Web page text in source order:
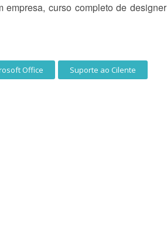
curso completo de designer
Office Suporte ao Cilente